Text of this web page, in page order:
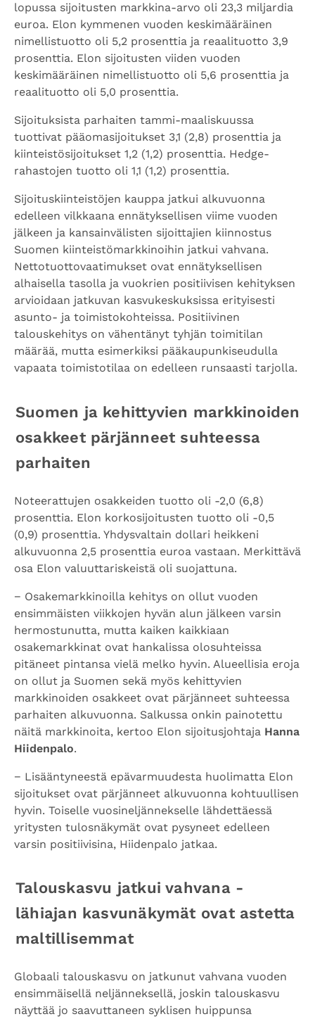
lopussa sijoitusten markkina-arvo oli 23,3 miljardia
euroa. Elon kymmenen vuoden keskimääräinen
nimellistuotto oli 5,2 prosenttia ja reaalituotto 3,9
prosenttia. Elon sijoitusten viiden vuoden
keskimääräinen nimellistuotto oli 5,6 prosenttia ja
reaalituotto oli 5,0 prosenttia.
Sijoituksista parhaiten tammi-maaliskuussa
tuottivat pääomasijoitukset 3,1 (2,8) prosenttia ja
kiinteistösijoitukset 1,2 (1,2) prosenttia. Hedge-
rahastojen tuotto oli 1,1 (1,2) prosenttia.
Sijoituskiinteistöjen kauppa jatkui alkuvuonna
edelleen vilkkaana ennätyksellisen viime vuoden
jälkeen ja kansainvälisten sijoittajien kiinnostus
Suomen kiinteistömarkkinoihin jatkui vahvana.
Nettotuottovaatimukset ovat ennätyksellisen
alhaisella tasolla ja vuokrien positiivisen kehityksen
arvioidaan jatkuvan kasvukeskuksissa erityisesti
asunto- ja toimistokohteissa. Positiivinen
talouskehitys on vähentänyt tyhjän toimitilan
määrää, mutta esimerkiksi pääkaupunkiseudulla
vapaata toimistotilaa on edelleen runsaasti tarjolla.
Suomen ja kehittyvien markkinoiden
osakkeet pärjänneet suhteessa
parhaiten
Noteerattujen osakkeiden tuotto oli -2,0 (6,8)
prosenttia. Elon korkosijoitusten tuotto oli -0,5
(0,9) prosenttia. Yhdysvaltain dollari heikkeni
alkuvuonna 2,5 prosenttia euroa vastaan. Merkittävä
osa Elon valuuttariskeistä oli suojattuna.
− Osakemarkkinoilla kehitys on ollut vuoden
ensimmäisten viikkojen hyvän alun jälkeen varsin
hermostunutta, mutta kaiken kaikkiaan
osakemarkkinat ovat hankalissa olosuhteissa
pitäneet pintansa vielä melko hyvin. Alueellisia eroja
on ollut ja Suomen sekä myös kehittyvien
markkinoiden osakkeet ovat pärjänneet suhteessa
parhaiten alkuvuonna. Salkussa onkin painotettu
näitä markkinoita, kertoo Elon sijoitusjohtaja Hanna
Hiidenpalo.
− Lisääntyneestä epävarmuudesta huolimatta Elon
sijoitukset ovat pärjänneet alkuvuonna kohtuullisen
hyvin. Toiselle vuosineljännekselle lähdettäessä
yritysten tulosnäkymät ovat pysyneet edelleen
varsin positiivisina, Hiidenpalo jatkaa.
Talouskasvu jatkui vahvana -
lähiajan kasvunäkymät ovat astetta
maltillisemmat
Globaali talouskasvu on jatkunut vahvana vuoden
ensimmäisellä neljänneksellä, joskin talouskasvu
näyttää jo saavuttaneen syklisen huippunsa